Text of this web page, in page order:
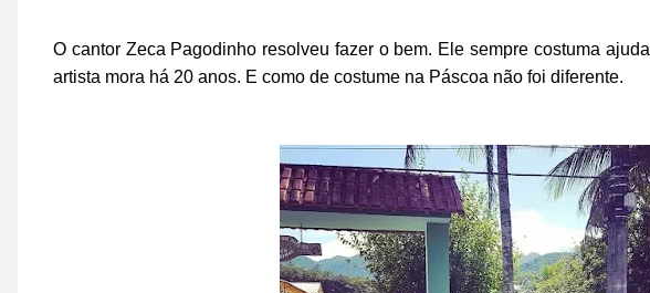
O cantor Zeca Pagodinho resolveu fazer o bem. Ele sempre costuma
artista mora há 20 anos. E como de costume na Páscoa não foi diferente.